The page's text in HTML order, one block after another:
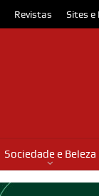
Revistas Sites e
Sociedade e Beleza